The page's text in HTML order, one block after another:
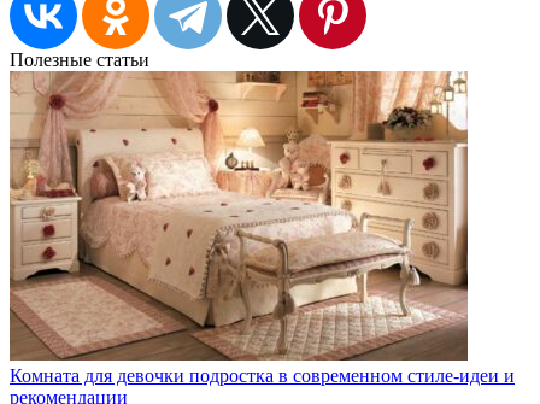
Полезные статьи
Комната для девочки подростка в современном стиле-идеи и
рекомендации